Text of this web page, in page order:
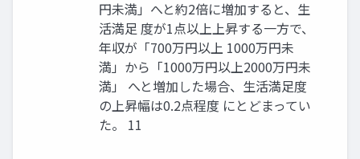
円未満」へと約2倍に増加すると、生
活満足 度が1点以上上昇する一方で、
年収が「700万円以上 1000万円未
満」から「1000万円以上2000万円未
満」 へと増加した場合、生活満足度
の上昇幅は0.2点程度 にとどまってい
た。 11